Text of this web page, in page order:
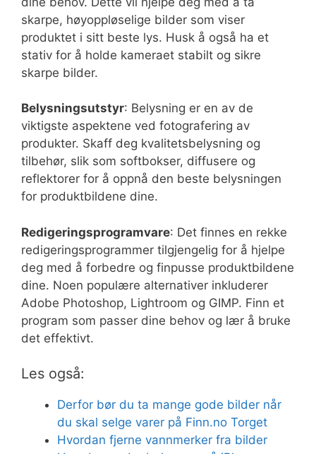
skarpe, høyoppløselige bilder som viser
produktet i sitt beste lys. Husk å også ha et
stativ for å holde kameraet stabilt og sikre
skarpe bilder.
Belysningsutstyr: Belysning er en av de
viktigste aspektene ved fotografering av
produkter. Skaff deg kvalitetsbelysning og
tilbehør, slik som softbokser, diffusere og
reflektorer for å oppnå den beste belysningen
for produktbildene dine.
Redigeringsprogramvare: Det finnes en rekke
redigeringsprogrammer tilgjengelig for å hjelpe
deg med å forbedre og finpusse produktbildene
dine. Noen populære alternativer inkluderer
Adobe Photoshop, Lightroom og GIMP. Finn et
program som passer dine behov og lær å bruke
det effektivt.
Les også:
Derfor bør du ta mange gode bilder når
du skal selge varer på Finn.no Torget
Hvordan fjerne vannmerker fra bilder